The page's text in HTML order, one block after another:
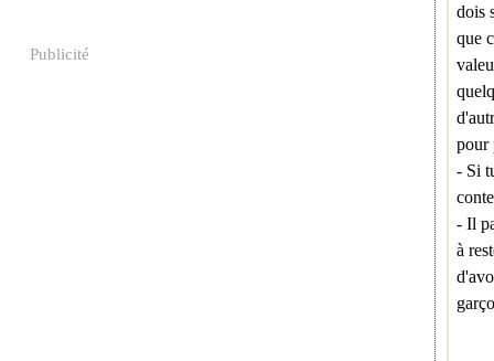
Publicité
dois
que
pour
- Si
- Il
à